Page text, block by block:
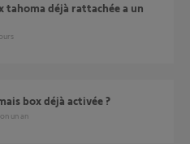
box déjà activée ?
un an